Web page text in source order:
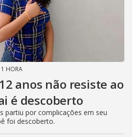
HORA
anos não resiste ao
é descoberto
partiu por complicações em seu
foi descoberto.